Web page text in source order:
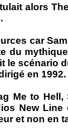
alors
car
du
le scénario
en 1992.
Me to
New
et non en